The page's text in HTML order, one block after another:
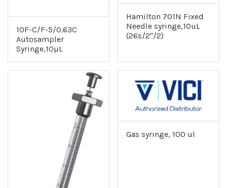
10F-C/F-5/0.63C
Autosampler
Syringe,10µL
Hamilton 701N Fixed
Needle syringe,10uL
(26s/2"/2)
Gas syringe, 100 ul